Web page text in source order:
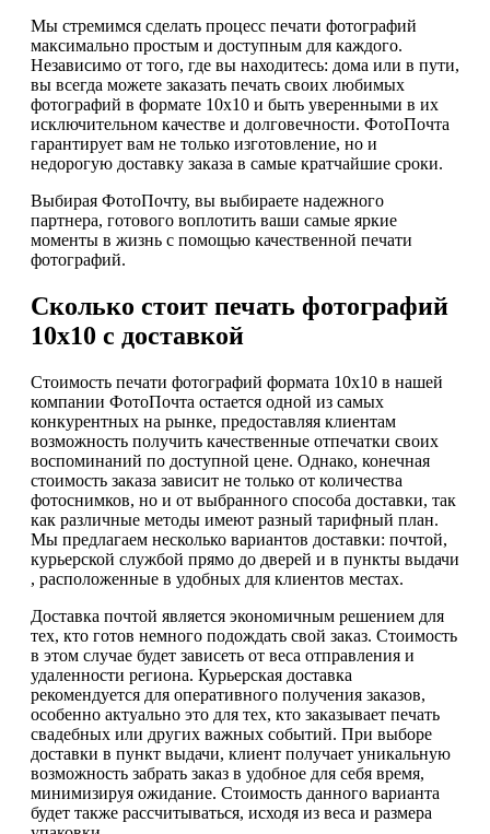
Мы стремимся сделать процесс печати фотографий
максимально простым и доступным для каждого.
Независимо от того, где вы находитесь: дома или в пути,
вы всегда можете заказать печать своих любимых
фотографий в формате 10х10 и быть уверенными в их
исключительном качестве и долговечности. ФотоПочта
гарантирует вам не только изготовление, но и
недорогую доставку заказа в самые кратчайшие сроки.
Выбирая ФотоПочту, вы выбираете надежного
партнера, готового воплотить ваши самые яркие
моменты в жизнь с помощью качественной печати
фотографий.
Сколько стоит печать фотографий
10х10 с доставкой
Стоимость печати фотографий формата 10х10 в нашей
компании ФотоПочта остается одной из самых
конкурентных на рынке, предоставляя клиентам
возможность получить качественные отпечатки своих
воспоминаний по доступной цене. Однако, конечная
стоимость заказа зависит не только от количества
фотоснимков, но и от выбранного способа доставки, так
как различные методы имеют разный тарифный план.
Мы предлагаем несколько вариантов доставки: почтой,
курьерской службой прямо до дверей и в пункты выдачи
, расположенные в удобных для клиентов местах.
Доставка почтой является экономичным решением для
тех, кто готов немного подождать свой заказ. Стоимость
в этом случае будет зависеть от веса отправления и
удаленности региона. Курьерская доставка
рекомендуется для оперативного получения заказов,
особенно актуально это для тех, кто заказывает печать
свадебных или других важных событий. При выборе
доставки в пункт выдачи, клиент получает уникальную
возможность забрать заказ в удобное для себя время,
минимизируя ожидание. Стоимость данного варианта
будет также рассчитываться, исходя из веса и размера